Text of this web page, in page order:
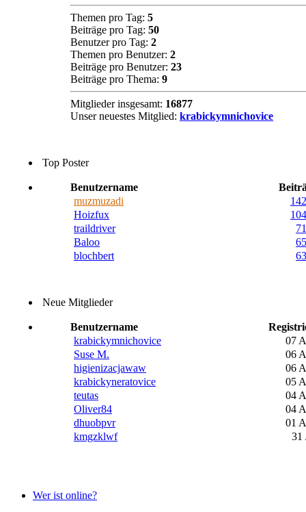
Themen pro Tag: 5
Beiträge pro Tag: 50
Benutzer pro Tag: 2
Themen pro Benutzer: 2
Beiträge pro Benutzer: 23
Beiträge pro Thema: 9
Mitglieder insgesamt: 16877
Unser neuestes Mitglied: krabickymnichovice
Top Poster
Benutzername
muzmuzadi
Hoizfux
traildriver
Baloo
blochbert
Neue Mitglieder
Benutzername
krabickymnichovice
07
Suse M.
06
higienizacjawaw
06
krabickyneratovice
05
teutas
04
Oliver84
04
dhuobpvr
01
kmgzklwf
31
Wer ist online?